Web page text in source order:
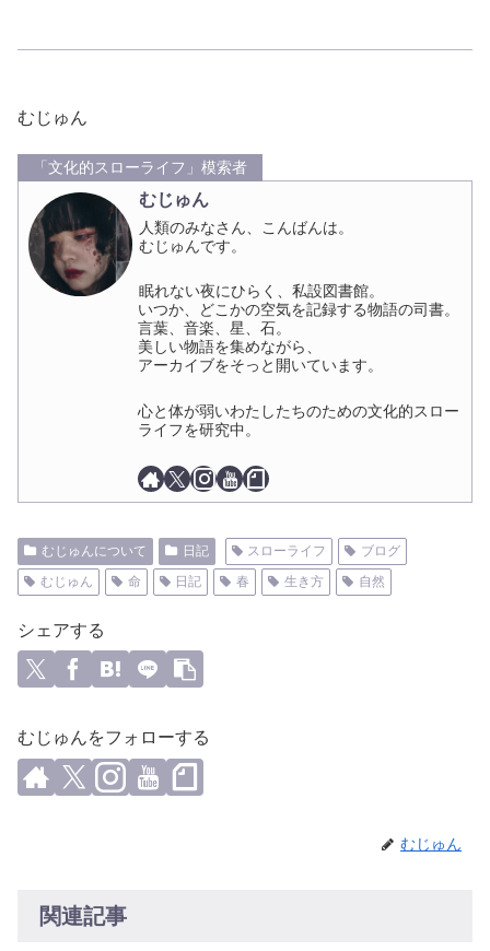
c
b
o
o
k
st
o
n
ail
むじゅん
「文化的スローライフ」模索者
むじゅん
人類のみなさん、こんばんは。
むじゅんです。
眠れない夜にひらく、私設図書館。
いつか、どこかの空気を記録する物語の司書。
言葉、音楽、星、石。
美しい物語を集めながら、
アーカイブをそっと開いています。
心と体が弱いわたしたちのための文化的スロー
ライフを研究中。
むじゅんについて 日記 スローライフ
ブログ
むじゅん
命 日記 春 生き方 自然
シェアする
むじゅんをフォローする
むじゅん
関連記事